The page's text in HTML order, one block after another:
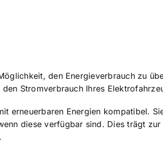
den Energieverbrauch zu
Stromverbrauch Ihres
erneuerbaren Energien kompatibel.
diese verfügbar sind. Dies trägt